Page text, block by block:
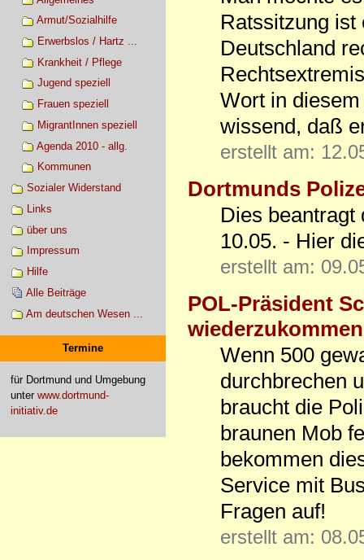
Armut/Sozialhilfe
Erwerbslos / Hartz ...
Krankheit / Pflege
Jugend speziell
Frauen speziell
MigrantInnen speziell
Agenda 2010 - allg.
Kommunen
Sozialer Widerstand
Links
über uns
Impressum
Hilfe
Alle Beiträge
Am deutschen Wesen ...
Termine
für Dortmund und Umgebung
unter www.dortmund-
initiativ.de
Ratssitzung ist
Deutschland
Wort in
wissend, daß
erstellt am:
Dortmunds
Dies beantragt
10.05. - Hier
erstellt am:
POL-Präsident
Wenn 500
durchbrechen
braucht die
braunen Mob
bekommen
Service mit
Fragen auf!
erstellt am: